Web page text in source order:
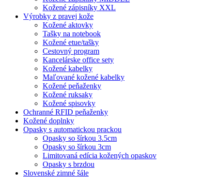
Kožené zápisníky XXL
Výrobky z pravej kože
Kožené aktovky
Tašky na notebook
Kožené etue/tašky
Cestovný program
Kancelárske office sety
Kožené kabelky
Maľované kožené kabelky
Kožené peňaženky
Kožené ruksaky
Kožené spisovky
Ochranné RFID peňaženky
Kožené doplnky
Opasky s automatickou prackou
Opasky so šírkou 3.5cm
Opasky so šírkou 3cm
Limitovaná edícia kožených opaskov
Opasky s brzdou
Slovenské zimné šále